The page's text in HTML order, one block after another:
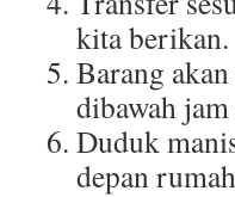
kita berikan.
Barang
dibawah
Duduk
depan